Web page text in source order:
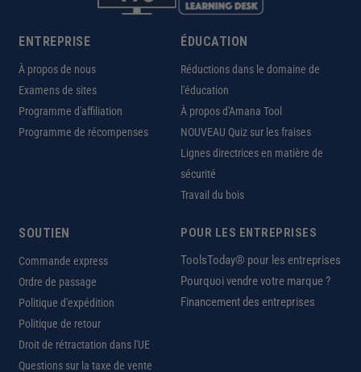
ENTREPRISE
À propos de nous
Examens de sites
Programme d'affiliation
Programme de récompenses
ÉDUCATION
Réductions dans le domaine de
l'éducation
À propos d'Amana Tool
NOUVEAU Quiz sur les fraises
Lignes directrices en matière de
sécurité
Travail du bois
SOUTIEN
Commande express
Ordre de passage
Politique d'expédition
Politique de retour
Droit de rétractation dans l'UE
Questions sur la taxe de vente
POUR LES ENTREPRISES
ToolsToday® pour les entreprises
Pourquoi vendre votre marque ?
Financement des entreprises